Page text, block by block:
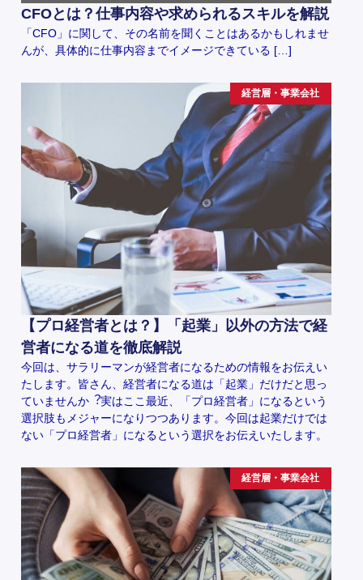
CFOとは？仕事内容や求められるスキルを解説
「CFO」に関して、その名前を聞くことはあるかもしれませ
んが、具体的に仕事内容までイメージできている […]
経営層・事業会社
【プロ経営者とは？】「起業」以外の方法で経
営者になる道を徹底解説
今回は、サラリーマンが経営者になるための情報をお伝えい
たします。皆さん、経営者になる道は「起業」だけだと思っ
ていませんか︖実はここ最近、「プロ経営者」になるという
選択肢もメジャーになりつつあります。今回は起業だけでは
ない「プロ経営者」になるという選択をお伝えいたします。
経営層・事業会社